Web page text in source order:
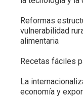
Reformas
vulnerabilidad
alimentaria
Recetas fáciles
La
economía y